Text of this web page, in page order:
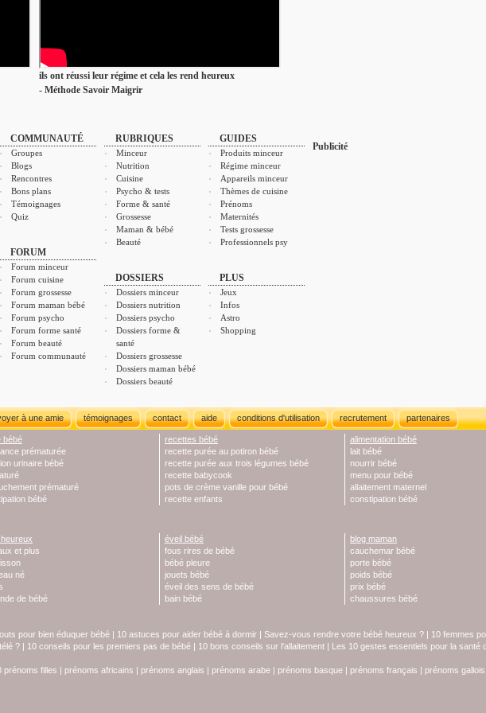
ils ont réussi leur régime et cela les rend heureux
- Méthode Savoir Maigrir
COMMUNAUTÉ
Groupes
Blogs
Rencontres
Bons plans
Témoignages
Quiz
FORUM
Forum minceur
Forum cuisine
Forum grossesse
Forum maman bébé
Forum psycho
Forum forme santé
Forum beauté
Forum communauté
RUBRIQUES
Minceur
Nutrition
Cuisine
Psycho & tests
Forme & santé
Grossesse
Maman & bébé
Beauté
DOSSIERS
Dossiers minceur
Dossiers nutrition
Dossiers psycho
Dossiers forme &
santé
Dossiers grossesse
Dossiers maman bébé
Dossiers beauté
GUIDES
Produits minceur
Régime minceur
Appareils minceur
Thèmes de cuisine
Prénoms
Maternités
Tests grossesse
Professionnels psy
PLUS
Jeux
Infos
Astro
Shopping
Publicité
à une amie témoignages contact aide conditions d'utilisation recrutement partenaires
bébé
prématurée
urinaire bébé
prématuré
bébé
recettes bébé
recette purée au potiron bébé
recette purée aux trois légumes bébé
recette babycook
pots de crème vanille pour bébé
recette enfants
alimentation bébé
lait bébé
nourrir bébé
menu pour bébé
allaitement maternel
constipation bébé
et plus
né
de bébé
éveil bébé
fous rires de bébé
bébé pleure
jouets bébé
éveil des sens de bébé
bain bébé
blog maman
cauchemar bébé
porte bébé
poids bébé
prix bébé
chaussures bébé
pour bien éduquer bébé | 10 astuces pour aider bébé à dormir | Savez-vous rendre votre bébé heureux ? | 10 femmes
? | 10 conseils pour les premiers pas de bébé | 10 bons conseils sur l'allaitement | Les 10 gestes essentiels pour la santé
prénoms filles | prénoms africains | prénoms anglais | prénoms arabe | prénoms basque | prénoms français | prénoms gallois